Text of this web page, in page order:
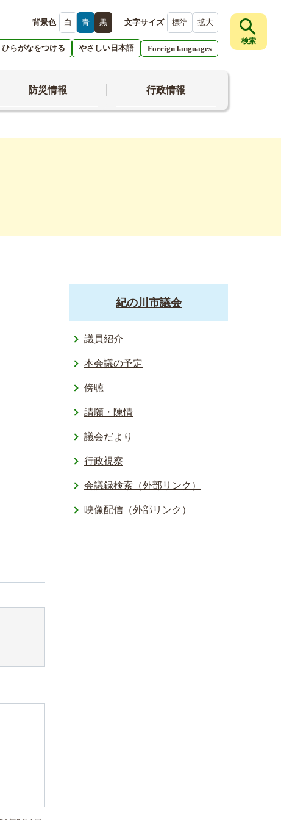
背景色 白 青 黒 文字サイズ 標準 拡大
ひらがなをつける やさしい日本語 Foreign languages
検索
防災情報 行政情報
紀の川市議会
議員紹介
本会議の予定
傍聴
請願・陳情
議会だより
行政視察
会議録検索（外部リンク）
映像配信（外部リンク）